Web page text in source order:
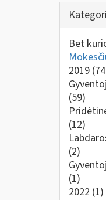
Bet
2019
(59)
(12)
(2)
(1)
2022 (1)